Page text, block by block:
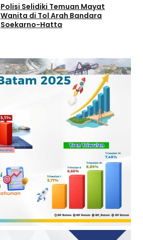
Polisi Selidiki Temuan Mayat
Wanita di Tol Arah Bandara
Soekarno-Hatta